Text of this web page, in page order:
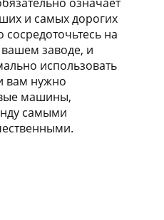
и самых дорогих
на
заводе, и
использовать
вам нужно
машины,
самыми